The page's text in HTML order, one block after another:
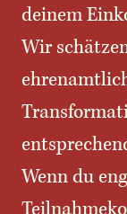
deinem
Wir
Wenn du